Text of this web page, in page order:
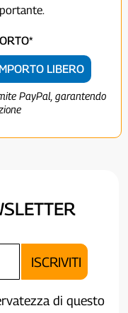
LIBERO
PayPal, garantendo
di questo